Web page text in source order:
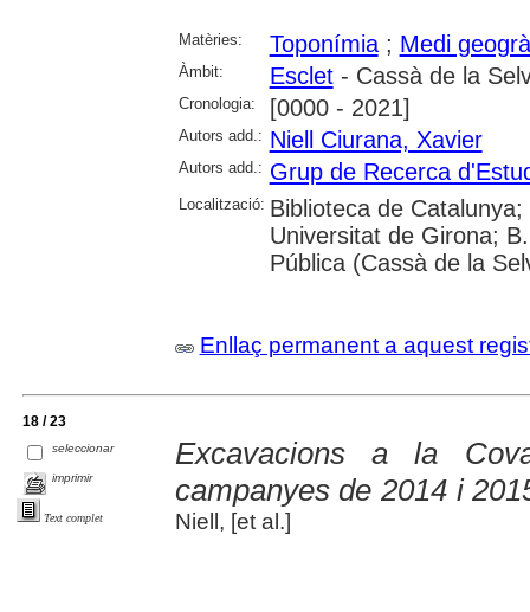
Matèries: Toponímia; Medi
Àmbit: Esclet- Cassà de la
Cronologia: [0000 - 2021]
Autors add.: Niell Ciurana, Xavier
Autors add.: Grup de Recerca
Localització: Biblioteca de
Universitat de Girona;
Pública (Cassà de la
Enllaç permanent a aquest
18 / 23
seleccionar
imprimir
Text complet
Excavacions a la
campanyes de 2014 i
Niell, [et al.]